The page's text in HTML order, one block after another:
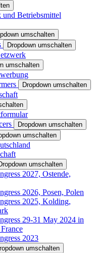
und Betriebsmittel
umschalten
Dropdown umschalten
umschalten
Dropdown umschalten
Dropdown umschalten
umschalten
umschalten
2027, Ostende,
2026, Posen, Polen
2025, Kolding,
29-31 May 2024 in
2023
umschalten